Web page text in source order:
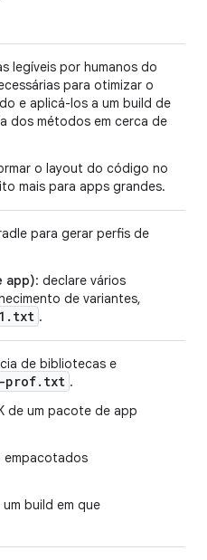
legíveis por humanos do
para otimizar o
e aplicá-los a um build de
dos métodos em cerca de
o layout do código no
mais para apps grandes.
para gerar perfis de
app): declare vários
de variantes,
.
de bibliotecas e
prof. txt .
de um pacote de app
empacotados
build em que